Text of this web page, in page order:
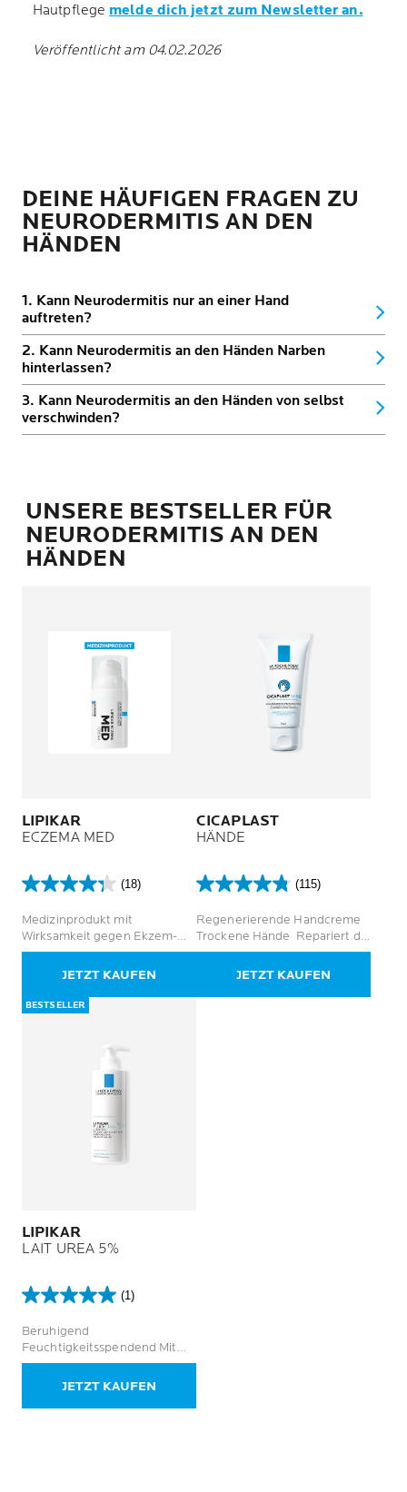
Hautpflege melde dich jetzt zum Newsletter an.
Veröffentlicht am 04.02.2026
DEINE HÄUFIGEN FRAGEN ZU
NEURODERMITIS AN DEN
HÄNDEN
1. Kann Neurodermitis nur an einer Hand
auftreten?
2. Kann Neurodermitis an den Händen Narben
hinterlassen?
3. Kann Neurodermitis an den Händen von selbst
verschwinden?
UNSERE BESTSELLER FÜR
NEURODERMITIS AN DEN
HÄNDEN
LIPIKAR
ECZEMA MED
(18)
4.3
5
Sternen.
Bewertungen
Medizinprodukt mit
Wirksamkeit gegen Ekzem-
Symptome
JETZT KAUFEN
CICAPLAST
HÄNDE
(115)
4.8
5
Sternen.
Bewertungen
Regenerierende Handcreme
Trockene Hände Repariert die
Hautschutzbarriere
JETZT KAUFEN
BESTSELLER
LIPIKAR
LAIT UREA 5%
(1)
5.0
5
Sternen.
Bewertung
Beruhigend
Feuchtigkeitsspendend Mit
Urea für trockene Haut
JETZT KAUFEN